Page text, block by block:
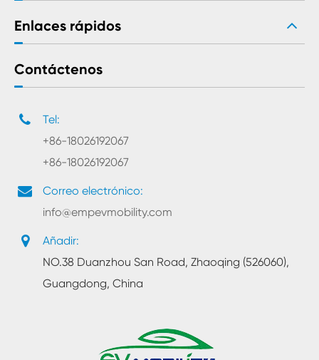
Enlaces rápidos
Contáctenos
Tel:
+86-18026192067
+86-18026192067
Correo electrónico:
info@empevmobility.com
Añadir:
NO.38 Duanzhou San Road, Zhaoqing (526060),
Guangdong, China